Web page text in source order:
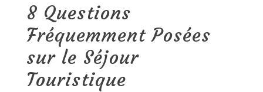
8 Questions
Fréquemment Posées
sur le Séjour
Touristique